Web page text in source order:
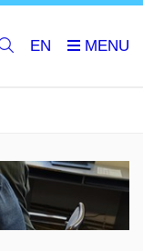
EN